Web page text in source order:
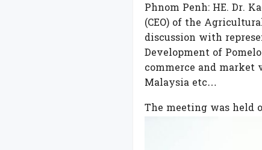
Phnom Penh: HE. Dr.
(CEO) of the
discussion with
Development of
commerce and market
Malaysia etc…
The meeting was held